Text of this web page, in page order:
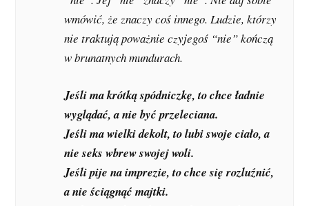
wmówić, że znaczy coś innego. Ludzie, którzy
nie traktują poważnie czyjegoś “nie” kończą
w brunatnych mundurach.
Jeśli ma krótką spódniczkę, to chce ładnie
wyglądać, a nie być przeleciana.
Jeśli ma wielki dekolt, to lubi swoje ciało, a
nie seks wbrew swojej woli.
Jeśli pije na imprezie, to chce się rozluźnić,
a nie ściągnąć majtki.